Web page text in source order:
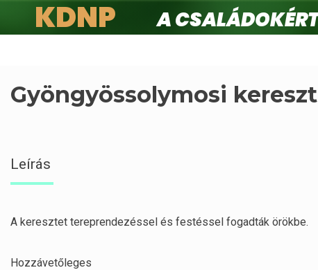
KDNP
A családokért.
Gyöngyössolymosi kereszt
Leírás
A keresztet tereprendezéssel és festéssel fogadták örökbe.
Hozzávetőleges